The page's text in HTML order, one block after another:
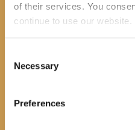
of their services. You
continue to use our website.
Selection
Necessary
Preferences
recent posts
Promocija zbirke pjesama "Iz
July 20, 2026 0